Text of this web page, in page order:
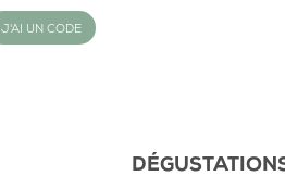
J'AI UN CODE